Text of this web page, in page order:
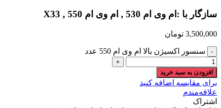
سازگار با :ام وی ام 530 , ام وی ام 550 , X33
3,500,000 تومان
سنسور اکسیژن بالا ام وی ام 550 عدد
افزودن به سبد خرید
برای مقایسه اضافه کنید
علاقه‌مندم
اشتراک